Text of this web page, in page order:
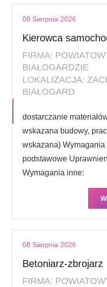
08 Sierpnia 2026
Kierowca
FIRMA:
BIAŁOGARDZIE
LOKALIZACJA:
BIAŁOGARD
dostarczanie
wskazana budowy,
wskazana) Wymagania
podstawowe
Wymagania inne:
08 Sierpnia 2026
Betoniarz-zbrojarz
FIRMA: